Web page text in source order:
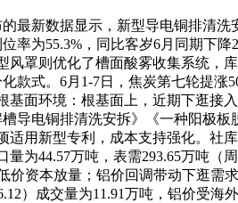
新数据显示，新型导电铜排清洗
率为55.3%，同比客岁6月同期下降
风罩则优化了槽面酸雾收集系统，
款式。6月1-7日，焦炭第七轮提涨
基面环境：根基面上，近期下逛接
导电铜排清洗安拆》《一种阳极板
适用新型专利，成本支持强化。社
量为44.57万吨，表需293.65万吨（
价资本放量；铝价回调带动下逛需
）成交量为11.91万吨，铝价受海